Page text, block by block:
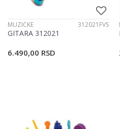
MUZIČKE 312021FVS
GITARA 312021
6.490,00 RSD